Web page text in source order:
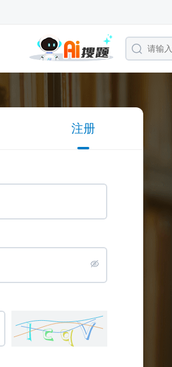
注册